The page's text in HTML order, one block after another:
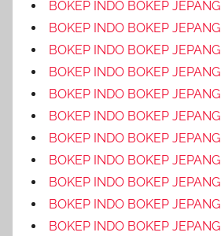
BOKEP INDO BOKEP JEPANG
BOKEP INDO BOKEP JEPANG
BOKEP INDO BOKEP JEPANG
BOKEP INDO BOKEP JEPANG
BOKEP INDO BOKEP JEPANG
BOKEP INDO BOKEP JEPANG
BOKEP INDO BOKEP JEPANG
BOKEP INDO BOKEP JEPANG
BOKEP INDO BOKEP JEPANG
BOKEP INDO BOKEP JEPANG
BOKEP INDO BOKEP JEPANG